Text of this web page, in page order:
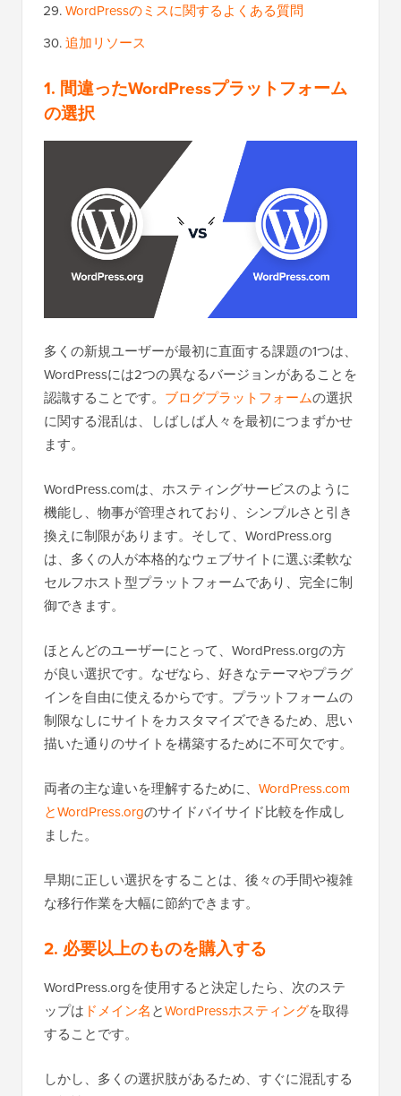
WordPressのミスに関するよくある質問
追加リソース
1. 間違ったWordPressプラットフォーム
の選択
多くの新規ユーザーが最初に直面する課題の1つは、
WordPressには2つの異なるバージョンがあることを
認識することです。 ブログプラットフォームの選択
に関する混乱は、しばしば人々を最初につまずかせ
ます。
WordPress.comは、ホスティングサービスのように
機能し、物事が管理されており、シンプルさと引き
換えに制限があります。そして、WordPress.org
は、多くの人が本格的なウェブサイトに選ぶ柔軟な
セルフホスト型プラットフォームであり、完全に制
御できます。
ほとんどのユーザーにとって、WordPress.orgの方
が良い選択です。なぜなら、好きなテーマやプラグ
インを自由に使えるからです。プラットフォームの
制限なしにサイトをカスタマイズできるため、思い
描いた通りのサイトを構築するために不可欠です。
両者の主な違いを理解するために、 WordPress.com
とWordPress.orgのサイドバイサイド比較を作成し
ました。
早期に正しい選択をすることは、後々の手間や複雑
な移行作業を大幅に節約できます。
2. 必要以上のものを購入する
WordPress.orgを使用すると決定したら、次のステ
ップは ドメイン名とWordPressホスティングを取得
することです。
しかし、多くの選択肢があるため、すぐに混乱する